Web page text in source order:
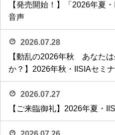
【発売開始！】「2026年夏
音声
2026.07.28
【動乱の2026年秋 あなた
か？】2026年秋・IISIAセミ
2026.07.27
【ご来臨御礼】2026年夏・